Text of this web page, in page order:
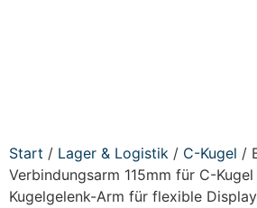
Start / Lager & Logistik / C-Kugel /
Verbindungsarm 115mm für C-Kugel
Kugelgelenk-Arm für flexible